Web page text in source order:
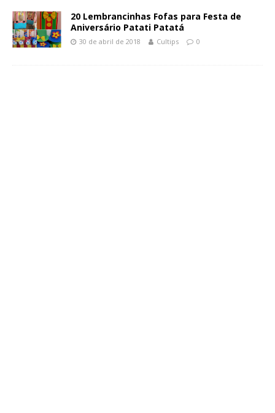
20 Lembrancinhas Fofas para Festa de
Aniversário Patati Patatá
30 de abril de 2018 Cultips 0